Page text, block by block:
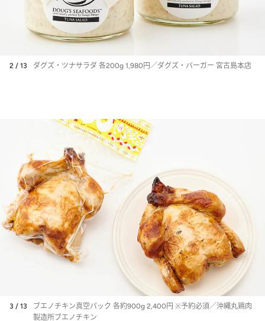
2 / 13 ダグズ・ツナサラダ 各200g 1,980円／ダグズ・バーガー 宮古島本店
3 / 13
ブエノチキン真空パック 各約900g 2,400円 ※予約必須／沖縄丸鶏肉
製造所ブエノチキン